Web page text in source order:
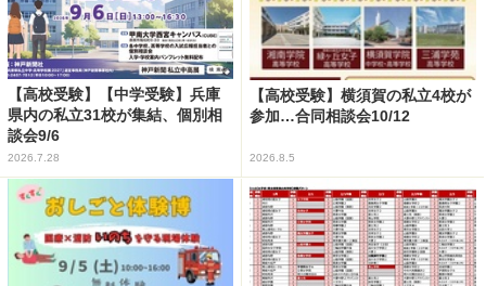
【高校受験】【中学受験】兵庫
県内の私立31校が集結、個別相
談会9/6
2026.7.28
【高校受験】横須賀の私立4校が
参加…合同相談会10/12
2026.8.5